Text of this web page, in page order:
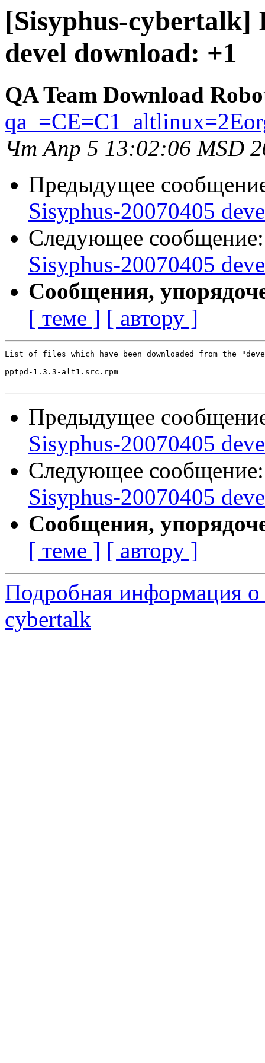
[Sisyphus-cybertalk]
devel download: +1
QA Team Download
Чт Апр 5 13:02:06 MSD
Предыдущее
Sisyphus-20070405
Следующее
Sisyphus-20070405
Сообщения,
[ теме ] [ автору ]
List of files which have been downloaded from the
pptpd-1.3.3-alt1.src.rpm
Предыдущее
Sisyphus-20070405
Следующее
Sisyphus-20070405
Сообщения,
[ теме ] [ автору ]
Подробная информация о
cybertalk